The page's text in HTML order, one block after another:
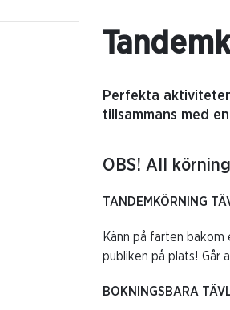
Perfekta
tillsammans med
OBS! All
TANDEMKÖRNING
Känn på farten
publiken på plats! Går
BOKNINGSBARA